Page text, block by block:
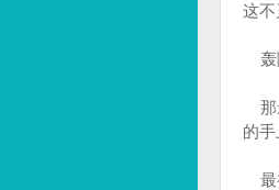
这不
轰
那
的手
最